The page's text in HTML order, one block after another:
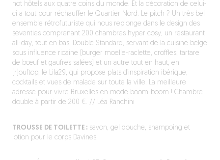
hot hôtels aux quatre coins du monde. Et la décoration de celui-
ci a tout pour réchauffer le Quartier Nord. Le pitch ? Un très bel
ensemble rétrofuturiste qui nous replonge dans le design des
seventies comprenant 200 chambres hyper cosy, un restaurant
all-day, tout en bas, Double Standard, servant de la cuisine belge
sous influence ricaine (burger moelle-raclette, croffles, tartare
de bœuf et gaufres salées) et un autre tout en haut, en
(r)ouftop, le Lila29, qui propose plats d’inspiration ibérique,
cocktails et vues de malade sur toute la ville. La meilleure
adresse pour vivre Bruxelles en mode boom-boom ! Chambre
double à partir de 200 €. // Léa Ranchini
TROUSSE DE TOILETTE :savon, gel douche, shampoing et
lotion pour le corps Davines.